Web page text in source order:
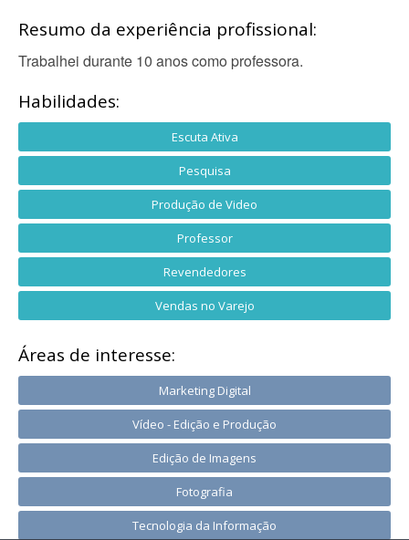
Resumo da experiência profissional:
Trabalhei durante 10 anos como professora.
Habilidades:
Escuta Ativa
Pesquisa
Produção de Video
Professor
Revendedores
Vendas no Varejo
Áreas de interesse:
Marketing Digital
Vídeo - Edição e Produção
Edição de Imagens
Fotografia
Tecnologia da Informação